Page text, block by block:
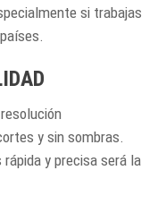
si trabajas
y sin sombras.
y precisa será la